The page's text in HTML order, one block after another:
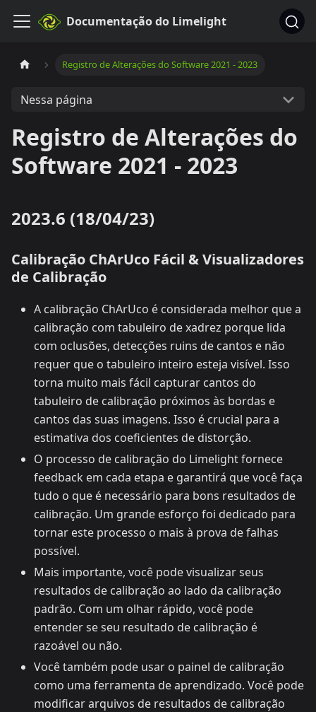
Documentação do Limelight
Registro de Alterações do Software 2021 - 2023
Nessa página
Registro de Alterações do
Software 2021 - 2023
2023.6 (18/04/23)
Calibração ChArUco Fácil & Visualizadores
de Calibração
A calibração ChArUco é considerada melhor que a
calibração com tabuleiro de xadrez porque lida
com oclusões, detecções ruins de cantos e não
requer que o tabuleiro inteiro esteja visível. Isso
torna muito mais fácil capturar cantos do
tabuleiro de calibração próximos às bordas e
cantos das suas imagens. Isso é crucial para a
estimativa dos coeficientes de distorção.
O processo de calibração do Limelight fornece
feedback em cada etapa e garantirá que você faça
tudo o que é necessário para bons resultados de
calibração. Um grande esforço foi dedicado para
tornar este processo o mais à prova de falhas
possível.
Mais importante, você pode visualizar seus
resultados de calibração ao lado da calibração
padrão. Com um olhar rápido, você pode
entender se seu resultado de calibração é
razoável ou não.
Você também pode usar o painel de calibração
como uma ferramenta de aprendizado. Você pode
modificar arquivos de resultados de calibração